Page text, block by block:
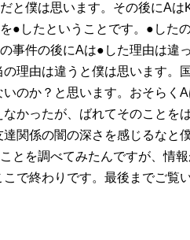
と僕は思います。その後にAは
●したということです。●した
事件の後にAは●した理由は違
理由は違うと僕は思います。
のか？と思います。おそらく
かったが、ばれてそのことを
関係の闇の深さを感じるなと
とを調べてみたんですが、情
で終わりです。最後までご覧